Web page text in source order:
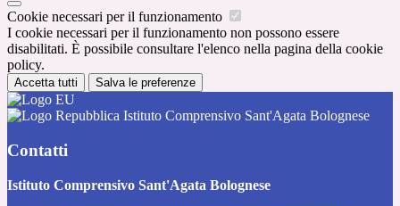
Cookie necessari per il funzionamento
I cookie necessari per il funzionamento non possono essere
disabilitati. È possibile consultare l'elenco nella pagina della cookie
policy.
Accetta tutti Salva le preferenze
Istituto Comprensivo Sant'Agata Bolognese
Contatti
Istituto Comprensivo Sant'Agata Bolognese